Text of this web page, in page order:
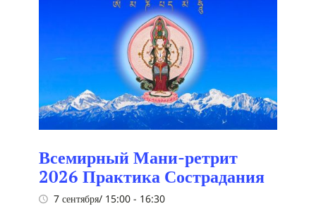
Всемирный Мани-ретрит
2026 Практика Сострадания
7 сентября/ 15:00 - 16:30